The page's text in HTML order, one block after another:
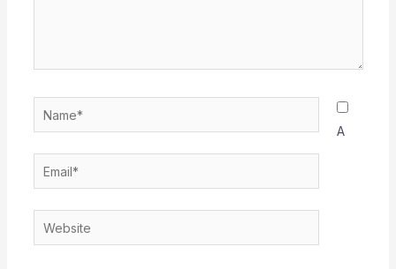
Name*
Email*
Website
A